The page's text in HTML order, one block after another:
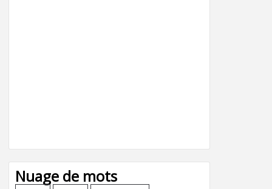
Nuage de mots